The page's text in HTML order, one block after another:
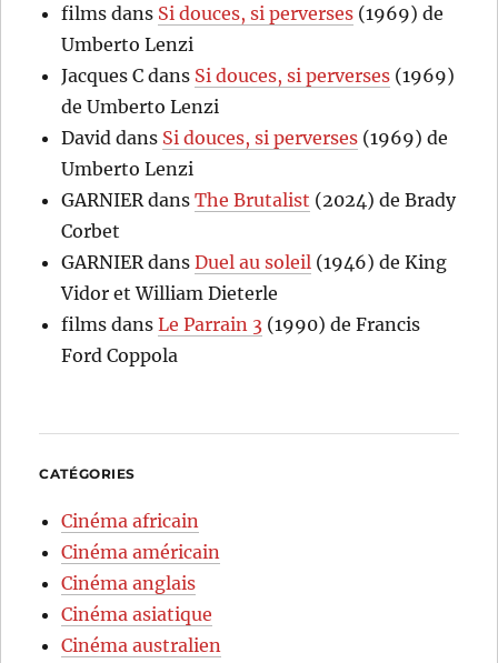
films dans Si douces, si perverses (1969) de
Umberto Lenzi
Jacques C dans Si douces, si perverses (1969)
de Umberto Lenzi
David dans Si douces, si perverses (1969) de
Umberto Lenzi
GARNIER dansThe Brutalist (2024) de Brady
Corbet
GARNIER dansDuel au soleil (1946) de King
Vidor et William Dieterle
films dansLe Parrain 3 (1990) de Francis
Ford Coppola
CATÉGORIES
Cinéma africain
Cinéma américain
Cinéma anglais
Cinéma asiatique
Cinéma australien